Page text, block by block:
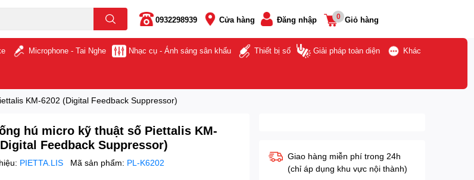
0932298939 Cửa hàng Đăng nhập Giỏ hàng
0
Microphone - Tai Nghe Nhạc cụ - Ánh sáng sân khấu Thiết bị số Giải pháp toàn diện Khác
KM-6202 (Digital Feedback Suppressor)
hú micro kỹ thuật số Piettalis KM-
Feedback Suppressor)
PIETTA.LIS Mã sản phẩm: PL-K6202
Giao hàng miễn phí trong 24h
(chỉ áp dụng khu vực nội thành)